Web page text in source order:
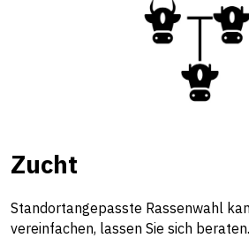
Zucht
Standortangepasste Rassenwahl
vereinfachen, lassen Sie sich beraten.